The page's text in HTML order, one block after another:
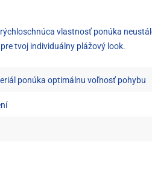
vlastnosť ponúka
tvoj individuálny plážový look.
ponúka optimálnu voľnosť pohybu